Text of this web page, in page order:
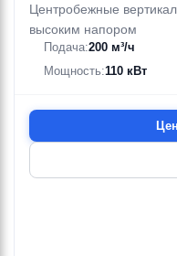
Центробежные
высоким напором
Подача:200 м³/ч
Мощность:110 кВт